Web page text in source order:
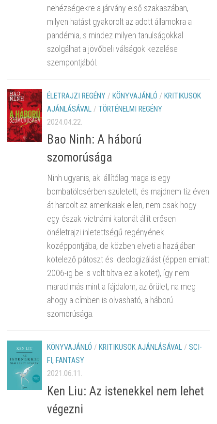
nehézségekre a járvány első szakaszában,
milyen hatást gyakorolt az adott államokra a
pandémia, s mindez milyen tanulságokkal
szolgálhat a jövőbeli válságok kezelése
szempontjából.
ÉLETRAJZI REGÉNY / KÖNYVAJÁNLÓ / KRITIKUSOK
AJÁNLÁSÁVAL / TÖRTÉNELMI REGÉNY
2024.04.22.
Bao Ninh: A háború
szomorúsága
Ninh ugyanis, aki állítólag maga is egy
bombatölcsérben született, és majdnem tíz éven
át harcolt az amerikaiak ellen, nem csak hogy
egy észak-vietnámi katonát állít erősen
önéletrajzi ihletettségű regényének
középpontjába, de közben elveti a hazájában
kötelező pátoszt és ideologizálást (éppen emiatt
2006-ig be is volt tiltva ez a kötet), így nem
marad más mint a fájdalom, az őrület, na meg
ahogy a címben is olvasható, a háború
szomorúsága.
KÖNYVAJÁNLÓ / KRITIKUSOK AJÁNLÁSÁVAL / SCI-
FI, FANTASY
2021.06.11.
Ken Liu: Az istenekkel nem lehet
végezni